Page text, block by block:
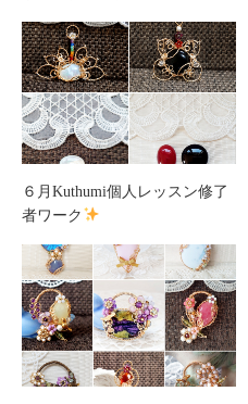
６月Kuthumi個人レッスン修了
者ワーク